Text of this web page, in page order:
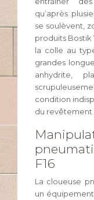
qu’après
se soulèvent,
produits
la colle au
grandes
anhydrite,
condition
du revêtement
F16
La cloueuse
un